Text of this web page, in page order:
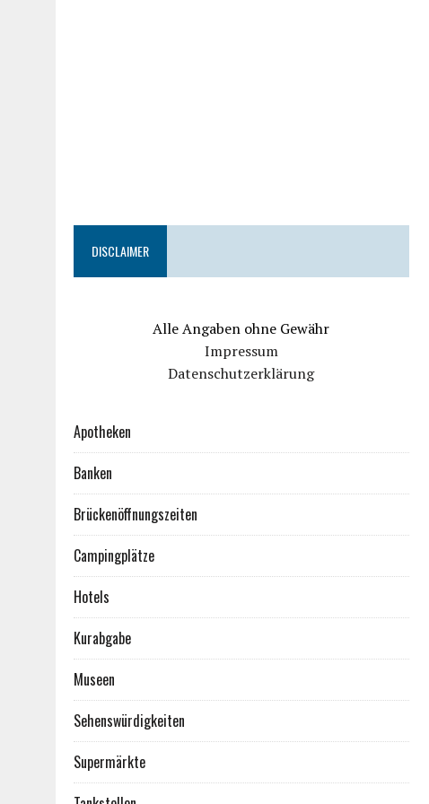
DISCLAIMER
Alle Angaben ohne Gewähr
Impressum
Datenschutzerklärung
Apotheken
Banken
Brückenöffnungszeiten
Campingplätze
Hotels
Kurabgabe
Museen
Sehenswürdigkeiten
Supermärkte